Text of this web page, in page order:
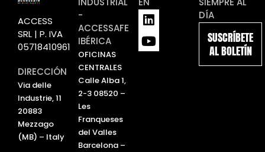
ACCESS
SRL | P. IVA
05718410961
DIRECCIÓN
Via delle
Industrie, 11
20883
Mezzago
(MB) – Italy
-
ACCESSAFE
IBÉRICA
OFICINAS
CENTRALES
Calle Alba 1,
2-3 08520 –
Les
Franqueses
del Valles
Barcelona –
L
i
n
k
Y
o
u
t
DÍA
SUSCRÍBETE
AL BOLETÍN